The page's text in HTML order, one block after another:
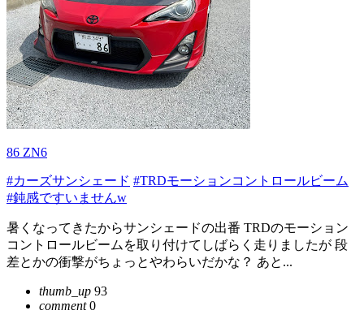
86 ZN6
#カーズサンシェード #TRDモーションコントロールビーム
#鈍感ですいませんw
暑くなってきたからサンシェードの出番 TRDのモーション
コントロールビームを取り付けてしばらく走りましたが 段
差とかの衝撃がちょっとやわらいだかな？ あと...
thumb_up 93
comment0